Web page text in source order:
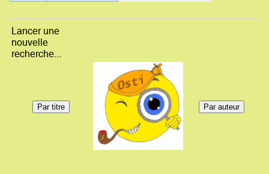
Lancer une
nouvelle
recherche...